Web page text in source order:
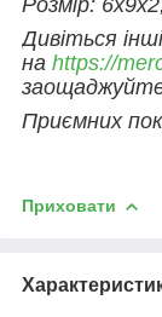
Дивіться
на https://
Приємних
Приховати